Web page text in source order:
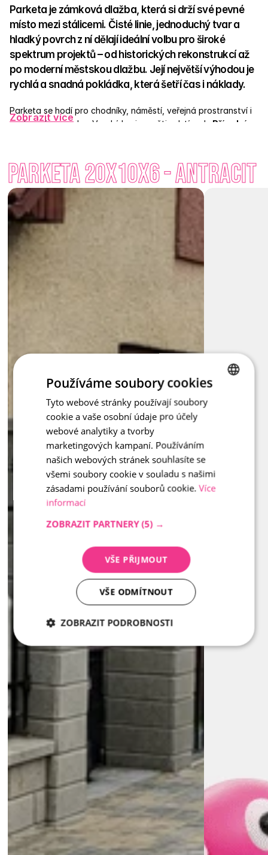
Parketa je zámková dlažba, která si drží své pevné
místo mezi stálicemi. Čisté linie, jednoduchý tvar a
hladký povrch z ní dělají ideální volbu pro široké
spektrum projektů – od historických rekonstrukcí až
po moderní městskou dlažbu. Její největší výhodou je
rychlá a snadná pokládka, která šetří čas i náklady.
Parketa se hodí pro chodníky, náměstí, veřejná prostranství i
soukromé pozemky.  V nabídce je v pěti odstínech:
Přírodní,
elegantní design zůstává nadčasový – hodí se k moderní
architektuře i ke klasickému stylu.
Je i vaší klasikou mezi zámkovými dlažbami? Objevte sílu
jednoduchosti s Parketou.
Zobrazit více
Parketa 20x10x6 - Antracit
CZECH
Používáme soubory cookies
Tyto webové stránky používají soubory
cookie a vaše osobní údaje pro účely
webové analytiky a tvorby
marketingových kampaní. Používáním
našich webových stránek souhlasíte se
všemi soubory cookie v souladu s našimi
zásadami používání souborů cookie. Více
informací
ZOBRAZIT PARTNERY (5) →
VŠE PŘIJMOUT
VŠE ODMÍTNOUT
ZOBRAZIT PODROBNOSTI
Nezbytně
nutné
Analytika Marketing
Nezbytně nutné soubory
Analytika
Marketing
Nezbytně nutné soubory cookie umožňují základní
funkce webových stránek, jako je přihlášení
uživatele a správa účtu. Webové stránky nelze bez
nezbytně nutných souborů cookie správně používat.
Poskytovatel /
Doména
Popis